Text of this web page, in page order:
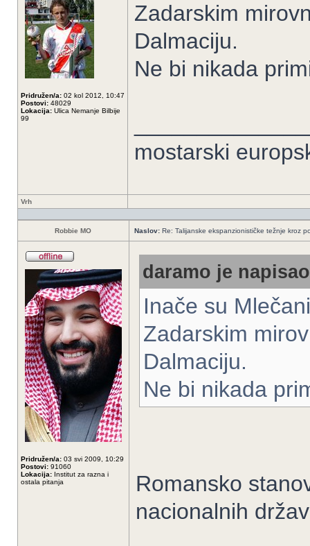
Pridružen/a: 02 kol 2012, 10:47
Postovi: 48029
Lokacija: Ulica Nemanje Bilbije
99
Zadarskim
Dalmaciju.
Ne bi nikada
mostarski
Vrh
Robbie MO Naslov: Re: Talijanske ekspanzionističke težnje kroz
Pridružen/a: 03 svi 2009, 10:29
Postovi: 91060
Lokacija: Institut za razna i
ostala pitanja
daramo je
Inače su
Zadarskim
Dalmaciju.
Ne bi nikada
Romansko
nacionalnih